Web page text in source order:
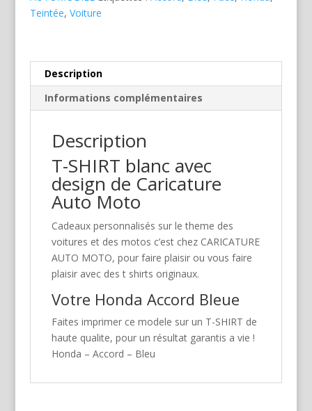
Teintée, Voiture
Description
Informations complémentaires
Description
T-SHIRT blanc avec
design de Caricature
Auto Moto
Cadeaux personnalisés sur le theme des
voitures et des motos c’est chez CARICATURE
AUTO MOTO, pour faire plaisir ou vous faire
plaisir avec des t shirts originaux.
Votre Honda Accord Bleue
Faites imprimer ce modele sur un T-SHIRT de
haute qualite, pour un résultat garantis a vie !
Honda – Accord – Bleu